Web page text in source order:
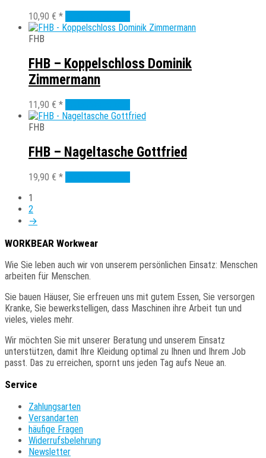
10,90 € *
FHB
FHB – Koppelschloss Dominik
Zimmermann
11,90 € *
FHB
FHB – Nageltasche Gottfried
19,90 € *
1
2
→
WORKBEAR Workwear
Wie Sie leben auch wir von unserem persönlichen Einsatz: Menschen
arbeiten für Menschen.
Sie bauen Häuser, Sie erfreuen uns mit gutem Essen, Sie versorgen
Kranke, Sie bewerkstelligen, dass Maschinen ihre Arbeit tun und
vieles, vieles mehr.
Wir möchten Sie mit unserer Beratung und unserem Einsatz
unterstützen, damit Ihre Kleidung optimal zu Ihnen und Ihrem Job
passt. Das zu erreichen, spornt uns jeden Tag aufs Neue an.
Service
Zahlungsarten
Versandarten
häufige Fragen
Widerrufsbelehrung
Newsletter